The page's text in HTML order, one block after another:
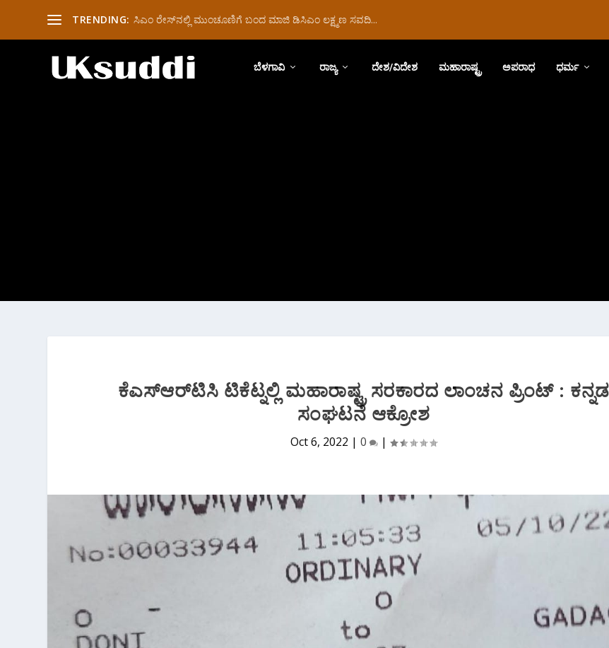
TRENDING: ಸಿಎಂ ರೇಸ್‌ನಲ್ಲಿ ಮುಂಚೂಣಿಗೆ ಬಂದ ಮಾಜಿ ಡಿಸಿಎಂ ಲಕ್ಷ್ಮಣ ಸವದಿ...
ಬೆಳಗಾವಿ ರಾಜ್ಯ ದೇಶ/ವಿದೇಶ ಮಹಾರಾಷ್ಟ್ರ ಅಪರಾಧ ಧರ್ಮ
ಕೆಎಸ್‌ಆರ್‌ಟಿಸಿ ಟಿಕೆಟ್ನಲ್ಲಿ ಮಹಾರಾಷ್ಟ್ರ ಸರಕಾರದ ಲಾಂಚನ ಪ್ರಿಂಟ್ : ಕನ್ನಡ
ಸಂಘಟನೆ ಆಕ್ರೋಶ
Oct 6, 2022 |0 |